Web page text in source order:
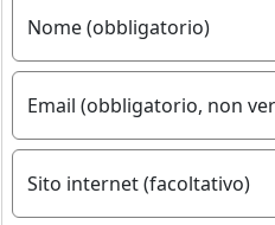
Nome (obbligatorio)
Email (obbligatorio, non
Sito internet (facoltativo)